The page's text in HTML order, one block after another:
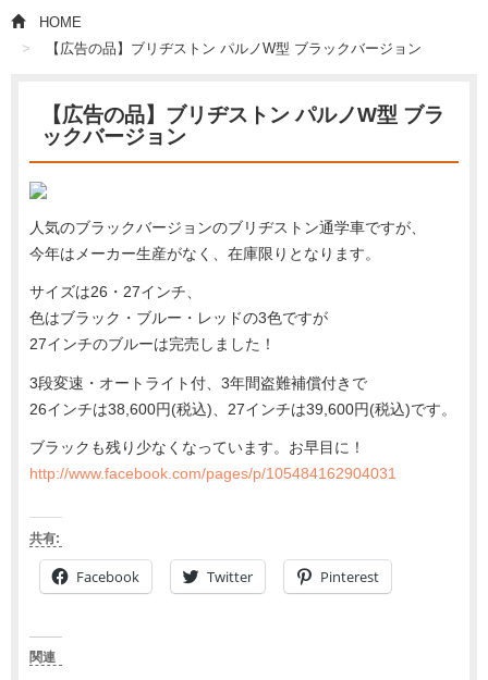
を
HOME
【広告の品】ブリヂストン パルノW型 ブラックバージョン
【広告の品】ブリヂストン パルノW型 ブラ
ックバージョン
人気のブラックバージョンのブリヂストン通学車ですが、
今年はメーカー生産がなく、在庫限りとなります。
サイズは26・27インチ、
色はブラック・ブルー・レッドの3色ですが
27インチのブルーは完売しました！
3段変速・オートライト付、3年間盗難補償付きで
26インチは38,600円(税込)、27インチは39,600円(税込)です。
ブラックも残り少なくなっています。お早目に！
http://www.facebook.com/pages/p/105484162904031
共有:
Facebook Twitter Pinterest
関連